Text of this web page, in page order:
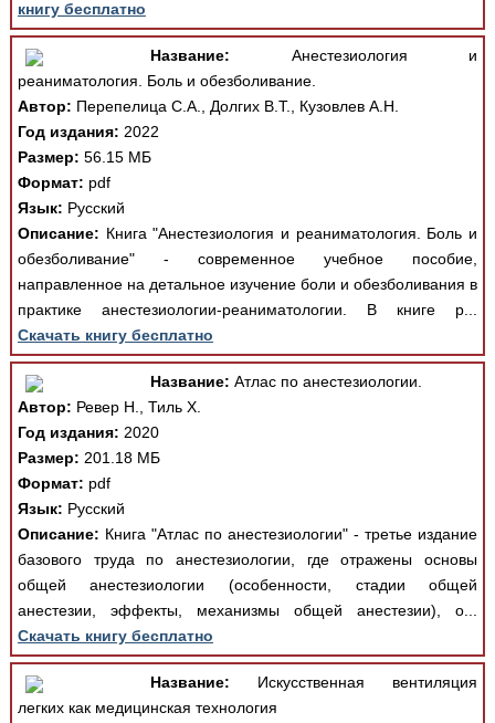
книгу бесплатно
Название: Анестезиология и
реаниматология. Боль и обезболивание.
Автор: Перепелица С.А., Долгих В.Т., Кузовлев А.Н.
Год издания: 2022
Размер: 56.15 МБ
Формат: pdf
Язык: Русский
Описание: Книга "Анестезиология и реаниматология. Боль и
обезболивание" - современное учебное пособие,
направленное на детальное изучение боли и обезболивания в
практике анестезиологии-реаниматологии. В книге р...
Скачать книгу бесплатно
Название: Атлас по анестезиологии.
Автор: Ревер Н., Тиль Х.
Год издания: 2020
Размер: 201.18 МБ
Формат: pdf
Язык: Русский
Описание: Книга "Атлас по анестезиологии" - третье издание
базового труда по анестезиологии, где отражены основы
общей анестезиологии (особенности, стадии общей
анестезии, эффекты, механизмы общей анестезии), о...
Скачать книгу бесплатно
Название: Искусственная вентиляция
легких как медицинская технология